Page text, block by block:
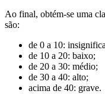
Ao final, obtém-se uma
são:
de 0 a 10:
de 10 a 20: baixo;
de 20 a 30: médio;
de 30 a 40: alto;
acima de 40: grave.